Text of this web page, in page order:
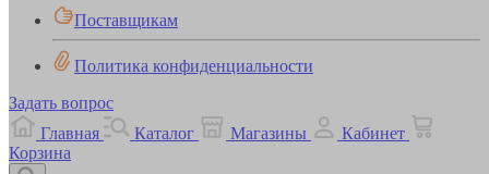
Поставщикам
Политика конфиденциальности
Задать вопрос
Главная
Каталог Магазины
Кабинет
Корзина